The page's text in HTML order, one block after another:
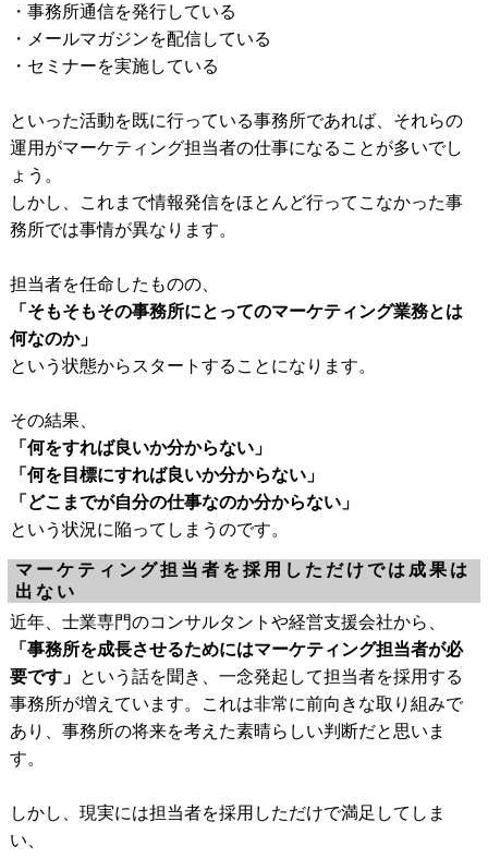
・事務所通信を発行している
・メールマガジンを配信している
・セミナーを実施している
といった活動を既に行っている事務所であれば、それらの
運用がマーケティング担当者の仕事になることが多いでし
ょう。
しかし、これまで情報発信をほとんど行ってこなかった事
務所では事情が異なります。
担当者を任命したものの、
「そもそもその事務所にとってのマーケティング業務とは
何なのか」
という状態からスタートすることになります。
その結果、
「何をすれば良いか分からない」
「何を目標にすれば良いか分からない」
「どこまでが自分の仕事なのか分からない」
という状況に陥ってしまうのです。
マーケティング担当者を採用しただけでは成果は
出ない
近年、士業専門のコンサルタントや経営支援会社から、
「事務所を成長させるためにはマーケティング担当者が必
要です」 という話を聞き、一念発起して担当者を採用する
事務所が増えています。これは非常に前向きな取り組みで
あり、事務所の将来を考えた素晴らしい判断だと思いま
す。
しかし、現実には担当者を採用しただけで満足してしま
い、